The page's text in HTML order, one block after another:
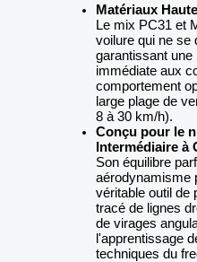
Matériaux
Le mix PC31 et
voilure qui ne se
garantissant une
immédiate aux
comportement
large plage de
8 à 30 km/h).
Conçu pour le
Intermédiaire à
Son équilibre
aérodynamisme
véritable outil de
tracé de lignes
de virages
l'apprentissage
techniques du